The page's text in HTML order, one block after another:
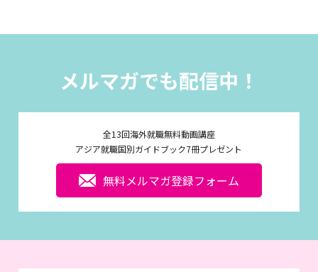
メルマガでも配信中！
全13回海外就職無料動画講座
アジア就職国別ガイドブック7冊プレゼント
無料メルマガ登録フォーム